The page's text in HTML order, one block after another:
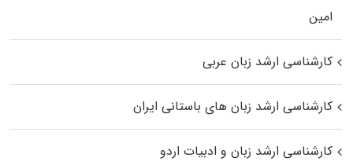
اﻣﻴﻦ
کارشناسی ارشد زبان عربی
کارشناسی ارشد زبان‌ های باستانی ایران
کارشناسی ارشد زبان و ادبیات اردو